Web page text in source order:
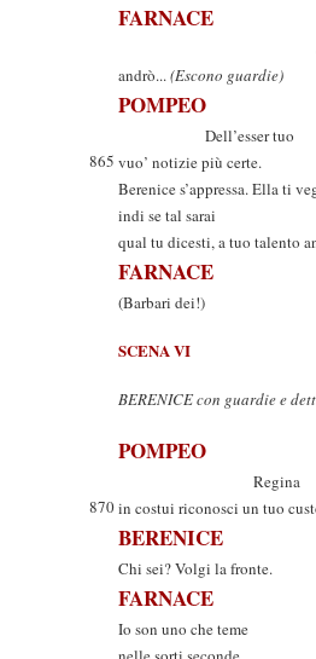
FARNACE
S’altro
andrò...(Escono guardie)
POMPEO
Dell’esser tuo
865 vuo’ notizie più certe.
Berenice s’appressa. Ella ti
indi se tal sarai
qual tu dicesti, a tuo talento
FARNACE
(Barbari dei!)
SCENA VI
BERENICE con guardie e
POMPEO
Regina
870in costui riconosci un tuo
BERENICE
Chi sei? Volgi la fronte.
FARNACE
Io son uno che teme